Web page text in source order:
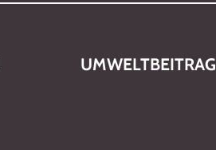
UMWELTBEITRAG